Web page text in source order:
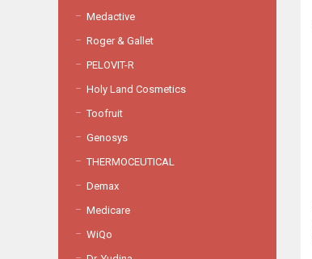
Medactive
Roger & Gallet
PELOVIT-R
Holy Land Cosmetics
Toofruit
Genosys
THERMOCEUTICAL
Demax
Medicare
WiQo